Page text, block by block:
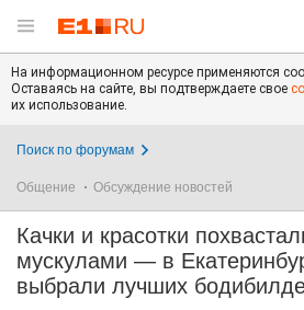
На информационном ресурсе применяются
Оставаясь на сайте, вы подтверждаете свое
их использование.
Поиск по форумам
Общение Обсуждение новостей
Качки и красотки
мускулами — в
выбрали лучших